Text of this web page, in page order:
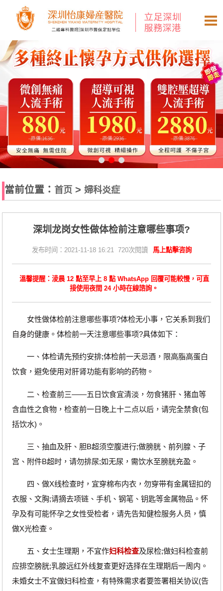
當前位置： 首页 >婦科炎症
深圳龙岗女性做体检前注意哪些事项?
发布时间：2021-11-18 16:21 720次閱讀 馬上點擊咨詢
溫馨提醒：淩晨 12 點至早上 8 點 WhatsApp 回覆可能較慢，可直
接使用夜間 24 小時在線諮詢。
女性做体检前注意哪些事项?体检无小事，它关系到我们
自身的健康。体检前一天注意哪些事项?具体如下：
一、体检请先预约安排;体检前一天忌酒，限高脂高蛋白
饮食，避免使用对肝肾功能有影响的药物。
二、检查前三——五日饮食宜清淡，勿食猪肝、猪血等
含血性之食物，检查前一日晚上十二点以后，请完全禁食(包
括饮水)。
三、抽血及肝、胆B超须空腹进行;做膀胱、前列腺、子
宫、附件B超时，请勿排尿;如无尿，需饮水至膀胱充盈。
四、做X线检查时，宜穿棉布内衣，勿穿带有金属钮扣的
衣服、文胸;请摘去项链、手机、钢笔、钥匙等金属物品。怀
孕及有可能怀孕之女性受检者，请先告知健检服务人员，慎
做X光检查。
五、女士生理期，不宜作妇科检查及尿检;做妇科检查前
应排空膀胱;乳腺远红外线复查更好选择在生理期后一周内。
未婚女士不宜做妇科检查，有特殊需求者要签署相关协议(告